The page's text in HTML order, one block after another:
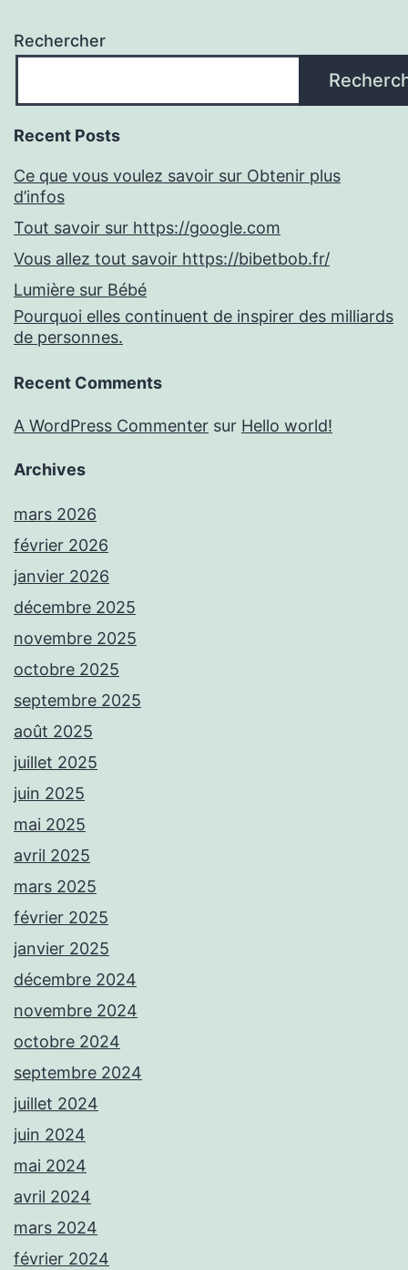
Rechercher
Recent Posts
Ce que vous voulez savoir sur Obtenir plus
d’infos
Tout savoir sur https://google.com
Vous allez tout savoir https://bibetbob.fr/
Lumière sur Bébé
Pourquoi elles continuent de inspirer des milliards
de personnes.
Recent Comments
A WordPress Commenter sur Hello world!
Archives
mars 2026
février 2026
janvier 2026
décembre 2025
novembre 2025
octobre 2025
septembre 2025
août 2025
juillet 2025
juin 2025
mai 2025
avril 2025
mars 2025
février 2025
janvier 2025
décembre 2024
novembre 2024
octobre 2024
septembre 2024
juillet 2024
juin 2024
mai 2024
avril 2024
mars 2024
février 2024